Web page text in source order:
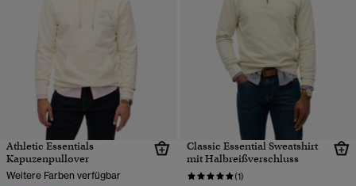
Athletic Essentials
Kapuzenpullover
Weitere Farben verfügbar
Classic Essential Sweatshirt
mit Halbreißverschluss
(1)